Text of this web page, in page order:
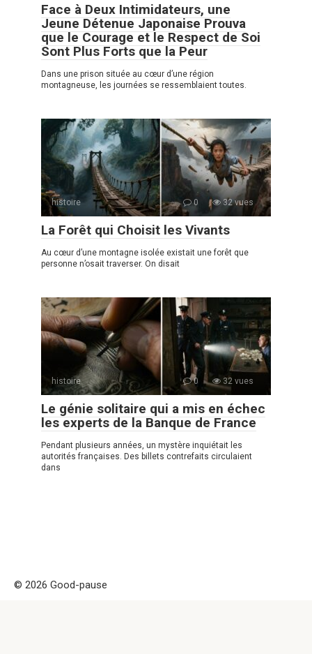
Face à Deux Intimidateurs, une
Jeune Détenue Japonaise Prouva
que le Courage et le Respect de Soi
Sont Plus Forts que la Peur
Dans une prison située au cœur d’une région
montagneuse, les journées se ressemblaient toutes.
histoire 0 32 vues
La Forêt qui Choisit les Vivants
Au cœur d’une montagne isolée existait une forêt que
personne n’osait traverser. On disait
histoire 0 32 vues
Le génie solitaire qui a mis en échec
les experts de la Banque de France
Pendant plusieurs années, un mystère inquiétait les
autorités françaises. Des billets contrefaits circulaient
dans
© 2026 Good-pause